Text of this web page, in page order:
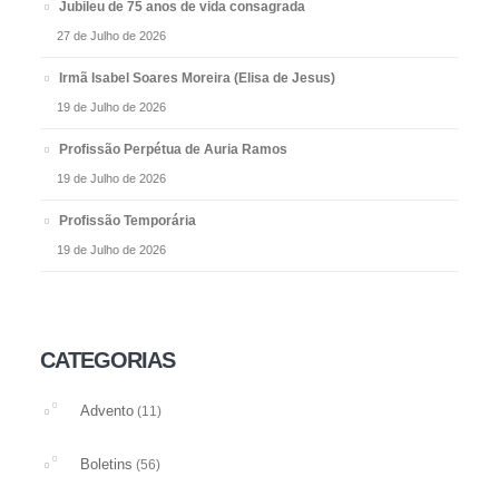
Jubileu de 75 anos de vida consagrada
27 de Julho de 2026
Irmã Isabel Soares Moreira (Elisa de Jesus)
19 de Julho de 2026
Profissão Perpétua de Auria Ramos
19 de Julho de 2026
Profissão Temporária
19 de Julho de 2026
CATEGORIAS
Advento (11)
Boletins (56)